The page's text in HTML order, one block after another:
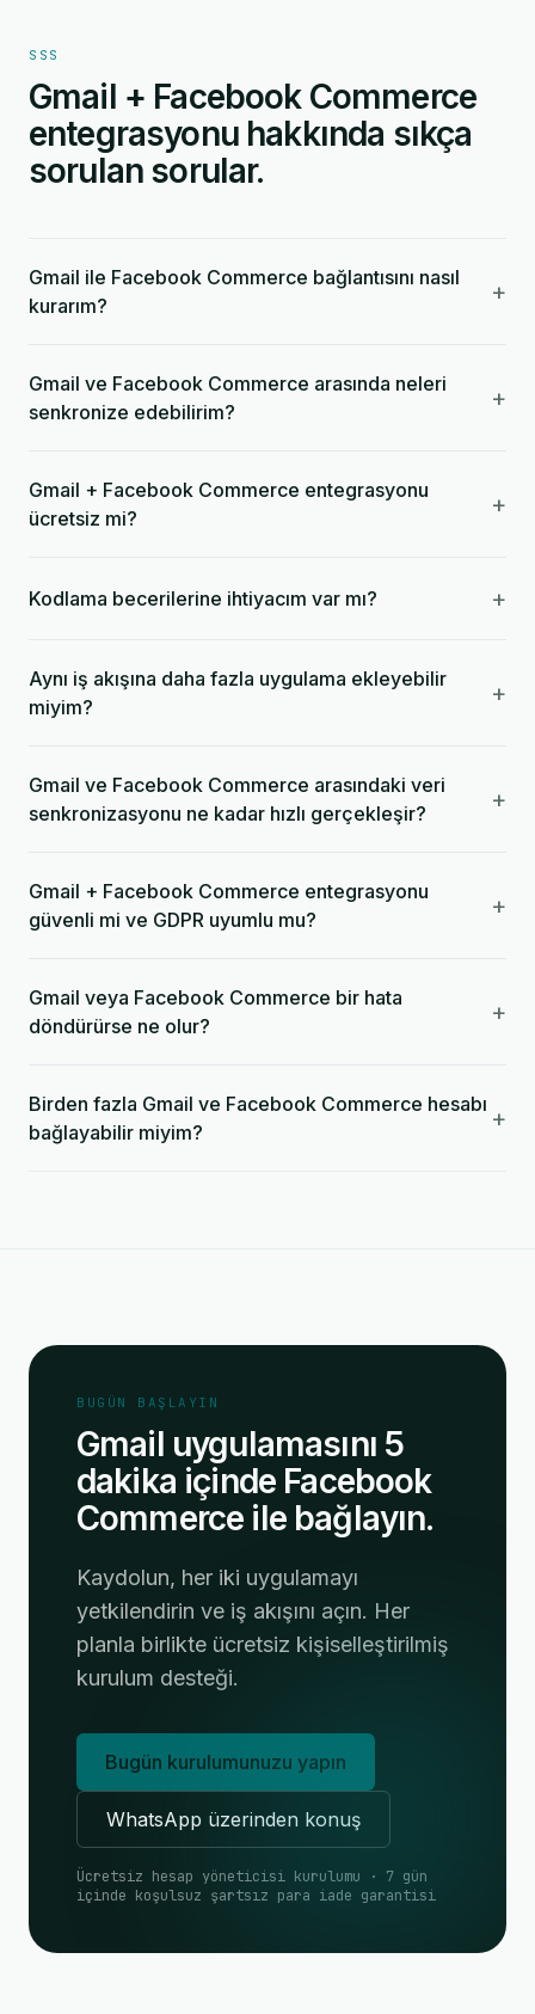
SSS
Gmail + Facebook Commerce
entegrasyonu hakkında sıkça
sorulan sorular.
Gmail ile Facebook Commerce bağlantısını nasıl
kurarım?
+
Gmail ve Facebook Commerce arasında neleri
senkronize edebilirim?
+
Gmail + Facebook Commerce entegrasyonu
ücretsiz mi?
+
Kodlama becerilerine ihtiyacım var mı? +
Aynı iş akışına daha fazla uygulama ekleyebilir
miyim?
+
Gmail ve Facebook Commerce arasındaki veri
senkronizasyonu ne kadar hızlı gerçekleşir?
+
Gmail + Facebook Commerce entegrasyonu
güvenli mi ve GDPR uyumlu mu?
+
Gmail veya Facebook Commerce bir hata
döndürürse ne olur?
+
Birden fazla Gmail ve Facebook Commerce hesabı
bağlayabilir miyim?
+
BUGÜN BAŞLAYIN
Gmail uygulamasını 5
dakika içinde Facebook
Commerce ile bağlayın.
Kaydolun, her iki uygulamayı
yetkilendirin ve iş akışını açın. Her
planla birlikte ücretsiz kişiselleştirilmiş
kurulum desteği.
Bugün kurulumunuzu yapın
WhatsApp üzerinden konuş
Ücretsiz hesap yöneticisi kurulumu · 7 gün
içinde koşulsuz şartsız para iade garantisi